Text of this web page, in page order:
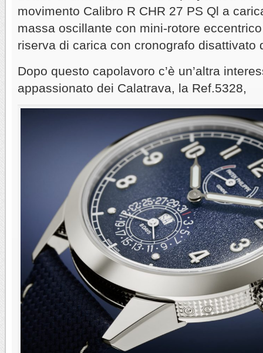
movimento Calibro R CHR 27 PS Ql a
massa oscillante con mini-rotore
riserva di carica con cronografo disattivato
Dopo questo capolavoro c’è un’altra
appassionato dei Calatrava, la Ref.5328,